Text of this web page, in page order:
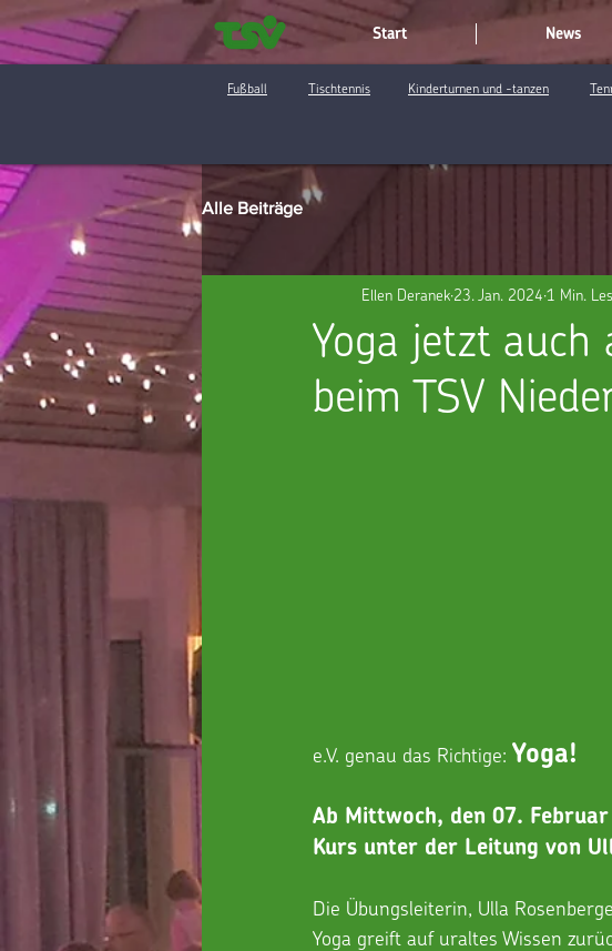
Start News
Fußball Tischtennis Kinderturnen und -tanzen
Alle Beiträge
Yoga jetzt
beim TSV
Ellen Deranek 23. Jan. 2024 1 Min.
e.V. genau das Richtige: Yoga!
Ab Mittwoch, den 07.
Kurs unter der Leitung von
Die Übungsleiterin, Ulla
Yoga greift auf uraltes Wissen